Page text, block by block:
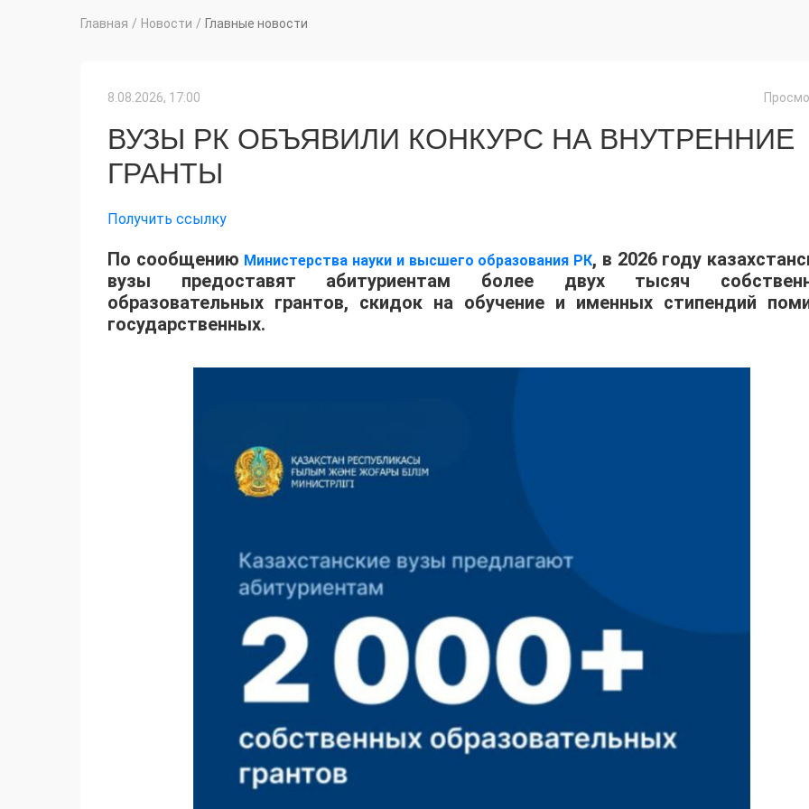
Главная / Новости / Главные новости
8.08.2026, 17:00
ВУЗЫ РК ОБЪЯВИЛИ КОНКУРС НА ВНУТРЕННИЕ
ГРАНТЫ
Получить ссылку
По сообщению Министерства науки и высшего образования РК, в 2026 году
вузы предоставят абитуриентам более двух тысяч
образовательных грантов, скидок на обучение и именных стипендий
государственных.